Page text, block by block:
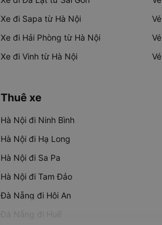
Xe đi Sapa từ Hà Nội
Xe đi Hải Phòng từ Hà Nội
Xe đi Vinh từ Hà Nội
Thuê xe
Hà Nội đi Ninh Bình
Hà Nội đi Hạ Long
Hà Nội đi Sa Pa
Hà Nội đi Tam Đảo
Đà Nẵng đi Hội An
Đà Nẵng đi Huế